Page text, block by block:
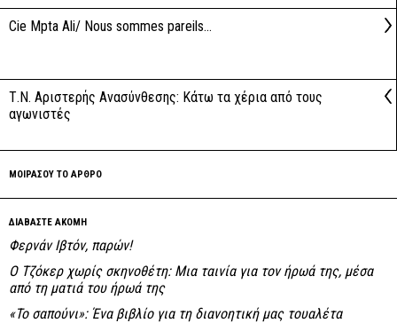
Cie Mpta Ali/ Nous sommes pareils...
Τ.Ν. Αριστερής Ανασύνθεσης: Κάτω τα χέρια από τους
αγωνιστές
ΜΟΙΡΑΣΟΥ ΤΟ ΑΡΘΡΟ
ΔΙΑΒΑΣΤΕ ΑΚΟΜΗ
Φερνάν Ιβτόν, παρών!
Ο Τζόκερ χωρίς σκηνοθέτη: Μια ταινία για τον ήρωά της, μέσα
από τη ματιά του ήρωά της
«Το σαπούνι»: Ένα βιβλίο για τη διανοητική μας τουαλέτα